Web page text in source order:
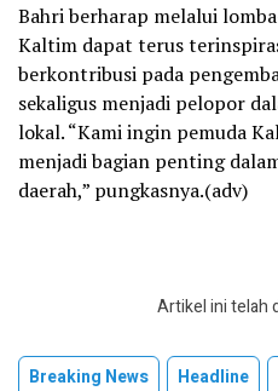
Bahri berharap melalui
Kaltim dapat terus
berkontribusi pada
sekaligus menjadi pelopor
lokal. “Kami ingin pemuda
menjadi bagian penting
daerah,” pungkasnya.(adv)
Artikel ini telah
Breaking News Headline